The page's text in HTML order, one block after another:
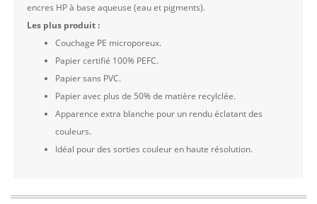
encres HP à base aqueuse (eau et pigments).
Les plus produit :
Couchage PE microporeux.
Papier certifié 100% PEFC.
Papier sans PVC.
Papier avec plus de 50% de matière recylclée.
Apparence extra blanche pour un rendu éclatant des
couleurs.
Idéal pour des sorties couleur en haute résolution.